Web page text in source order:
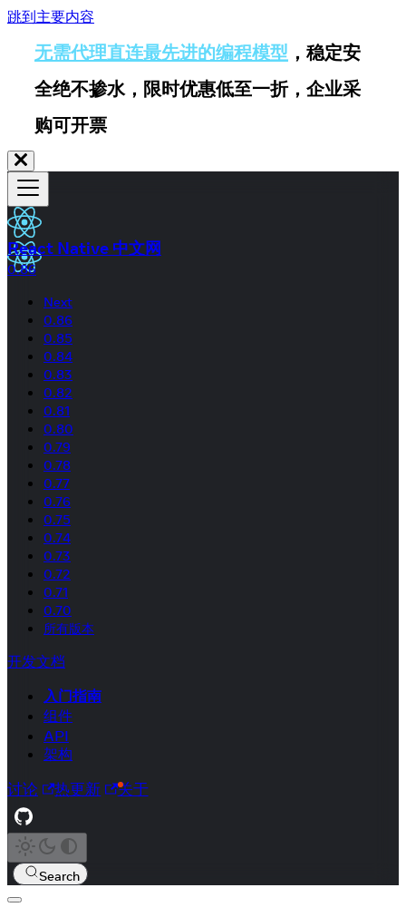
跳到主要内容
无需代理直连最先进的编程模型 ，稳定安
全绝不掺水，限时优惠低至一折，企业采
购可开票
React Native 中文网
0.86
Next
0.86
0.85
0.84
0.83
0.82
0.81
0.80
0.79
0.78
0.77
0.76
0.75
0.74
0.73
0.72
0.71
0.70
所有版本
开发文档
入门指南
组件
API
架构
讨论 热更新 关于
Search